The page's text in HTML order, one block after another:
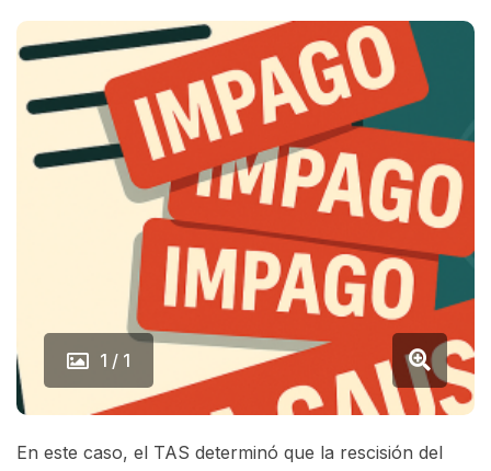
1 / 1
En este caso, el TAS determinó que la rescisión del